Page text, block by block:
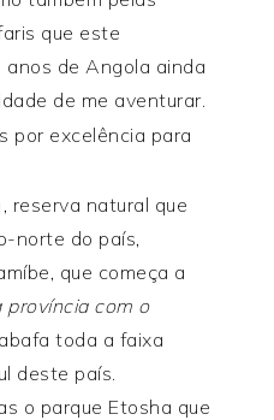
que este
anos de Angola ainda
de me aventurar.
por excelência para
, reserva natural que
norte do país,
que começa a
província com o
toda a faixa
deste país.
o parque Etosha que